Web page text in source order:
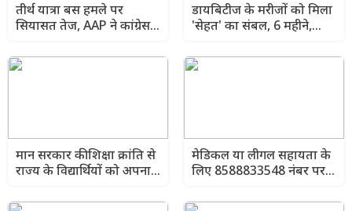
तीर्थ यात्रा बस हमले पर
सियासत तेज, AAP ने कांग्रेस
जिम्मेदार
डायबिटीज के मरीजों को मिला
'सेहत' का संबल, 6 महीने,
का मुफ्त इलाज
मान सरकार की शिक्षा क्रांति से
राज्य के विद्यार्थियों को अपना
बड़ी मदद
मेडिकल या लीगल सहायता के
लिए 8588833548 नंबर पर
मदद करेगी- केजरीवाल